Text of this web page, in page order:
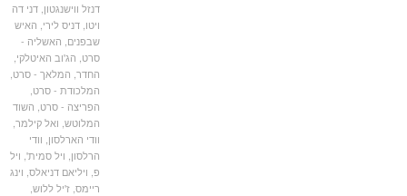
דנזל ווישנגטון,דני דה
,דניס לירי ,האיש
שבפנים,האשליה -
,הג'וב האיטלקי,
החדר,המלאך - סרט,
המלכודת - סרט,
הפריצה - סרט,השוד
המלוטש,ואל קילמר,
וודי הארלסון,וודי
הרלסון,ויל סמית',ויל
ויליאם דניאלס,וינג
ריימס,ז'יל ללוש,